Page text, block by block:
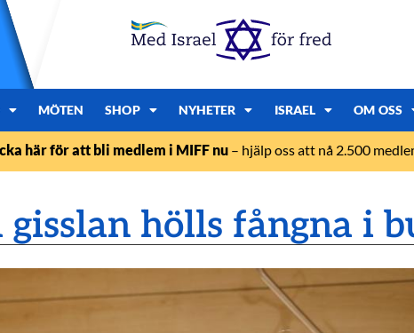
MÖTEN SHOP NYHETER ISRAEL OM OSS
här för att bli medlem i MIFF nu– hjälp oss att nå 2.500
hölls fångna i